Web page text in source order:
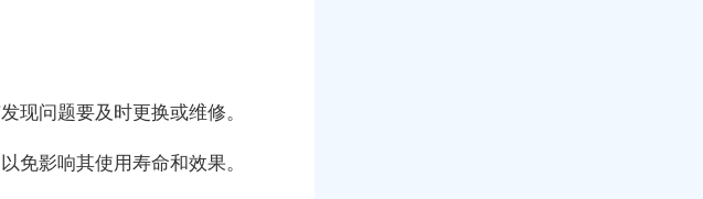
现问题要及时更换或维修。
免影响其使用寿命和效果。